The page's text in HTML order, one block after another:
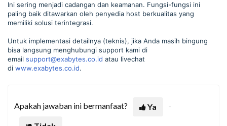
Ini sering menjadi cadangan dan keamanan. Fungsi-fungsi ini
paling baik ditawarkan oleh penyedia host berkualitas yang
memiliki solusi terintegrasi.
Untuk implementasi detailnya (teknis), jika Anda masih bingung
bisa langsung menghubungi support kami di
email support@exabytes.co.id atau livechat
di www.exabytes.co.id.
Apakah jawaban ini bermanfaat?
Ya